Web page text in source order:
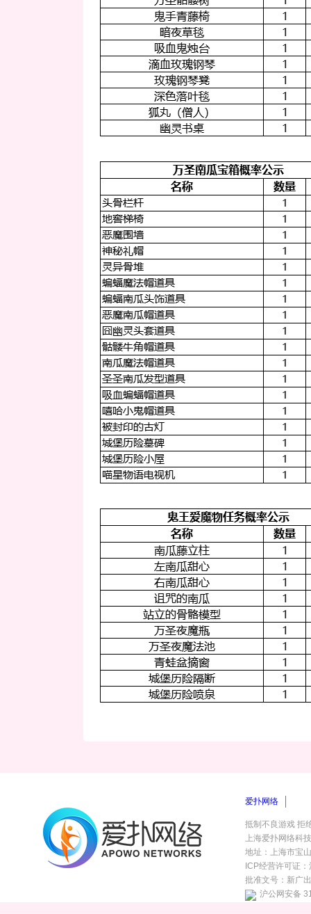
爱扑网络
抵制不良游戏 拒
上海爱扑网络科
地址：上海市宝
ICP经营许可证
批准文号：新广
沪公网安备